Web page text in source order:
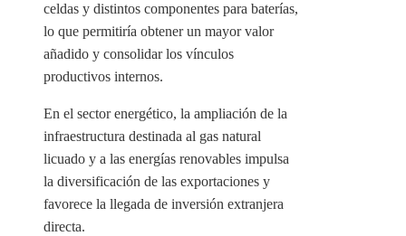
celdas y distintos componentes para baterías,
lo que permitiría obtener un mayor valor
añadido y consolidar los vínculos
productivos internos.
En el sector energético, la ampliación de la
infraestructura destinada al gas natural
licuado y a las energías renovables impulsa
la diversificación de las exportaciones y
favorece la llegada de inversión extranjera
directa.